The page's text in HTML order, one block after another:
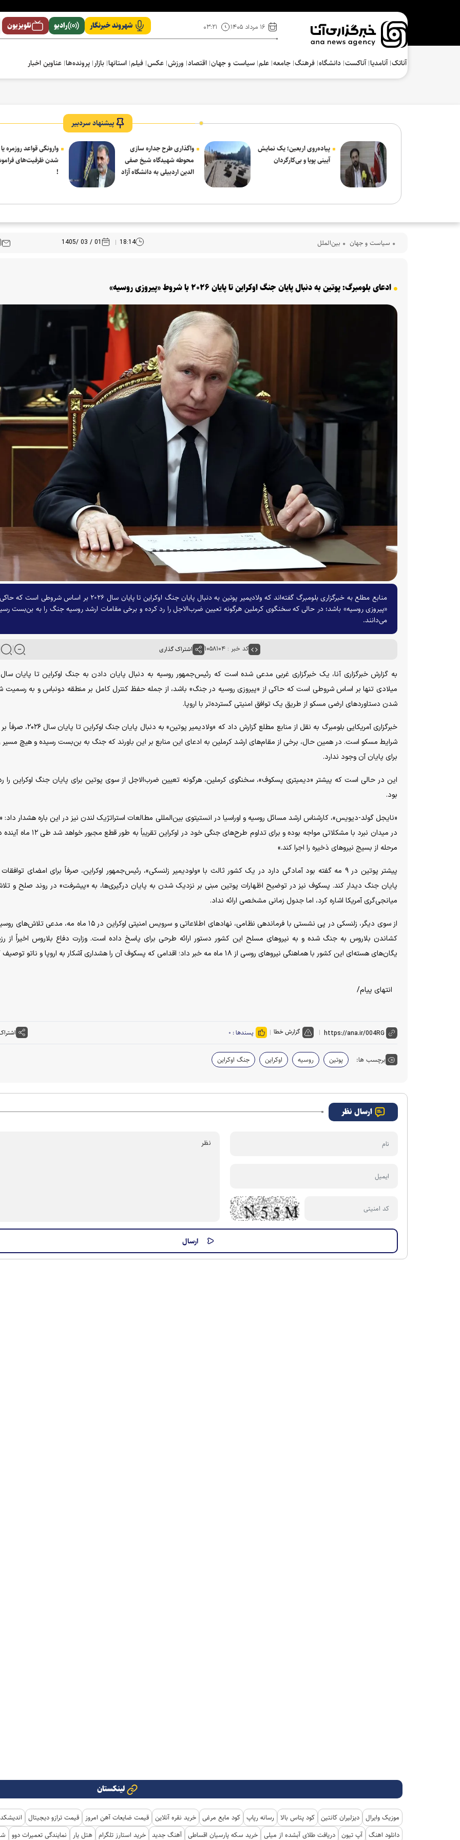
۱۶ مرداد ۱۴۰۵ ۰۳:۲۱ شهروند خبرنگار رادیو تلویزیون
آناتک آنامدیا آناکست دانشگاه فرهنگ‌ جامعه علم سیاست و جهان اقتصاد ورزش عکس فیلم استانها بازار پرونده‌ها عناوین اخبار
پیشنهاد سردبیر
پیاده‌روی اربعین؛ یک نمایش
آیینی پویا و بی‌کارگردان
واگذاری طرح جداره سازی
محوطه شهیدگاه شیخ صفی
الدین اردبیلی به دانشگاه آزاد
وارونگی قواعد روزمره
شدن ظرفیت‌های
!
سیاست و جهان بین‌الملل 18:14
01 / 03 /1405
ادعای بلومبرگ: پوتین به دنبال پایان جنگ اوکراین تا پایان ۲۰۲۶ با شروط «پیروزی روسیه»
منابع مطلع به خبرگزاری بلومبرگ گفته‌اند که ولادیمیر پوتین به دنبال پایان جنگ اوکراین تا پایان سال ۲۰۲۶ بر اساس شروطی
«پیروزی روسیه» باشد؛ در حالی که سخنگوی کرملین هرگونه تعیین ضرب‌الاجل را رد کرده و برخی مقامات ارشد روسیه جنگ را به بن‌بست
می‌دانند.
کد خبر : ۱۰۵۸۱۰۴ اشتراک گذاری
به گزارش خبرگزاری آنا، یک خبرگزاری غربی مدعی شده است که رئیس‌جمهور روسیه به دنبال پایان دادن به جنگ اوکراین تا پایان
میلادی تنها بر اساس شروطی است که حاکی از «پیروزی روسیه در جنگ» باشد، از جمله حفظ کنترل کامل بر منطقه دونباس و به رسمیت
شدن دستاورد‌های ارضی مسکو از طریق یک توافق امنیتی گسترده‌تر با اروپا.
خبرگزاری آمریکایی بلومبرگ به نقل از منابع مطلع گزارش داد که «ولادیمیر
شرایط مسکو است. در همین حال، برخی از مقام‌های ارشد کرملین به ادعای این منابع بر این باورند که جنگ به بن‌بست رسیده و هیچ مسیر
برای پایان آن وجود ندارد.
این در حالی است که پیشتر «دیمیتری پسکوف»، سخنگوی کرملین، هرگونه تعیین ضرب‌الاجل از سوی پوتین برای پایان جنگ اوکراین را
بود.
«نایجل گولد-دیویس»، کارشناس ارشد مسائل روسیه و اوراسیا در انستیتوی بین‌المللی مطالعات استراتژیک لندن نیز در این باره هشدار داد:
در میدان نبرد با مشکلاتی مواجه بوده و برای تداوم طرح‌های جنگی خود در اوکراین
مرحله از بسیج نیرو‌های ذخیره را اجرا کند.»
پیشتر پوتین در ۹ مه گفته بود آمادگی دارد در یک کشور ثالث با «ولودیمیر زلنسکی»، رئیس‌جمهور اوکراین، صرفاً برای امضای
پایان جنگ دیدار کند. پسکوف نیز در توضیح اظهارات پوتین مبنی بر نزدیک شدن به پایان درگیری‌ها، به «پیشرفت» در روند صلح و
میانجی‌گری آمریکا اشاره کرد، اما جدول زمانی مشخصی ارائه نداد.
از سوی دیگر، زلنسکی در پی نشستی با فرماندهی نظامی، نهاد‌های اطلاعاتی و سرویس امنیتی اوکراین در ۱۵ ماه مه،
کشاندن بلاروس به جنگ شده و به نیرو‌های مسلح این کشور دستور ارائه طرحی برای پاسخ داده است. وزارت دفاع بلاروس اخیراً از
یگان‌های هسته‌ای این کشور با هماهنگی نیرو‌های روسی از ۱۸ ماه مه خبر داد؛ اقدامی که پسکوف آن را هشداری آشکار به اروپا و ناتو توصیف کرد.
انتهای پیام/
گزارش خطا پسندها : ۰
برچسب ها: پوتین روسیه اوکراین جنگ اوکراین
ارسال نظر
لینکستان
موزیک وایرال دیزلیران کانتین کود پتاس بالا رسانه رپاپ کود مایع مرغی خرید نقره آنلاین قیمت ضایعات آهن امروز قیمت ترازو دیجیتال
دانلود اهنگ آپ تیون دریافت طلای آبشده از میلی خرید سکه پارسیان اقساطی آهنگ جدید خرید استارز تلگرام هتل یار نمایندگی تعمیرات دوو